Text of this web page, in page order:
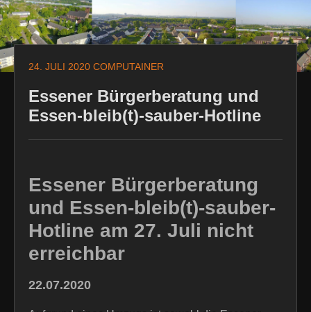
Inhalt
springen
24. JULI 2020 COMPUTAINER
Essener Bürgerberatung und
Essen-bleib(t)-sauber-Hotline
Essener Bürgerberatung
und Essen-bleib(t)-sauber-
Hotline am 27. Juli nicht
erreichbar
22.07.2020